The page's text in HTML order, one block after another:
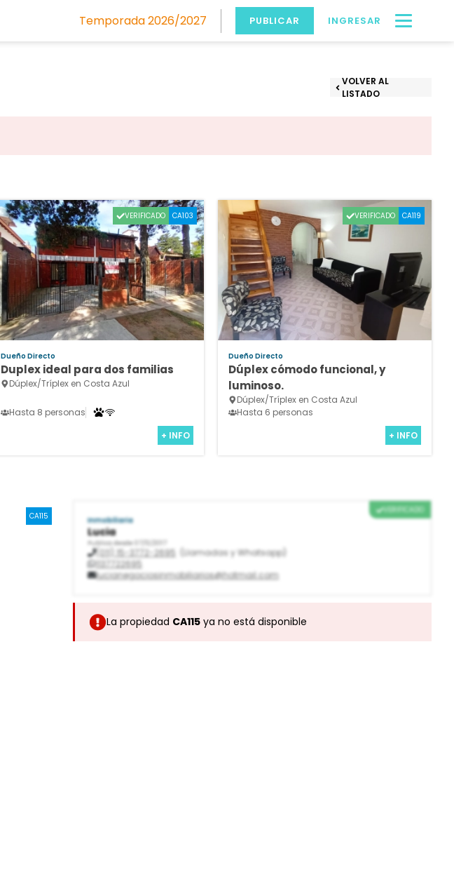
Temporada 2026/2027 PUBLICAR INGRESAR
VOLVER AL
LISTADO
VERIFICADO CA103
Dueño Directo
Duplex ideal para dos familias
Dúplex/Tríplex en Costa Azul
Hasta 8 personas
+ INFO
VERIFICADO CA119
Dueño Directo
Dúplex cómodo funcional, y
luminoso.
Dúplex/Tríplex en Costa Azul
Hasta 6 personas
+ INFO
CA115 Inmobiliaria
Lucia
Publica desde 07/12/2017
(011) 15-3772-2695
(Llamadas y Whatsapp)
1137722695
lucianegociosinmobiliarios@hotmail.com
VERIFICADO
La propiedad CA115 ya no está disponible